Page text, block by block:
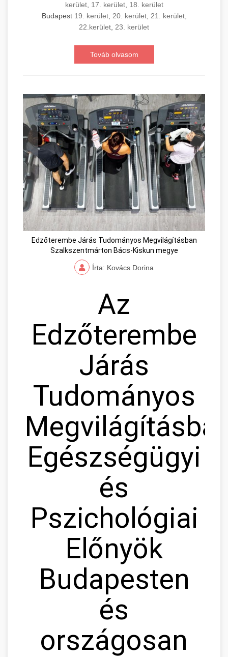
kerület, 17. kerület, 18. kerület
Budapest 19. kerület, 20. kerület, 21. kerület,
22.kerület, 23. kerület
Továb olvasom
Edzőterembe Járás Tudományos Megvilágításban
Szalkszentmárton Bács-Kiskun megye
Írta: Kovács Dorina
Az
Edzőterembe
Járás
Tudományos
Egészségügyi
és
Pszichológiai
Előnyök
Budapesten
és
országosan